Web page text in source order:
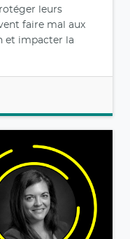
leurs
faire mal aux
et impacter la